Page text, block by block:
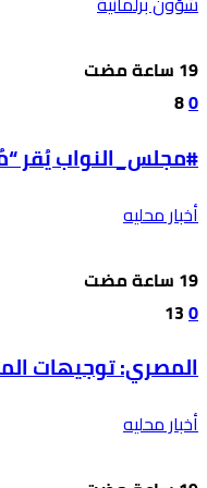
0
8
#مجلس_النواب يُقر
أخبار محليه
0
13
المصري: توجيهات
أخبار محليه